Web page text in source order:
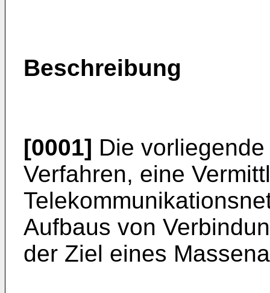
Beschreibung
[0001] Die
Verfahren, eine
Aufbaus von
der Ziel eines